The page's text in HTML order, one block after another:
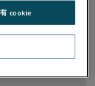
cookie